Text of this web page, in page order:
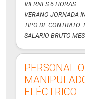
VIERNES 6 HORAS
VERANO JORNADA
TIPO DE CONTRATO:
SALARIO BRUTO
PERSONAL
ELÉCTRICO